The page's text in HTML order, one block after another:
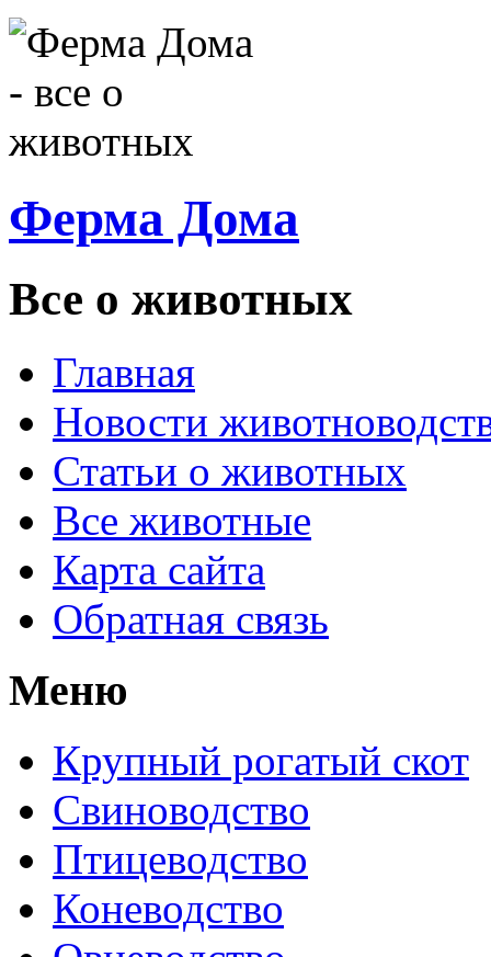
Ферма Дома
Все о животных
Главная
Новости
Статьи о животных
Все животные
Карта сайта
Обратная связь
Меню
Крупный рогатый скот
Свиноводство
Птицеводство
Коневодство